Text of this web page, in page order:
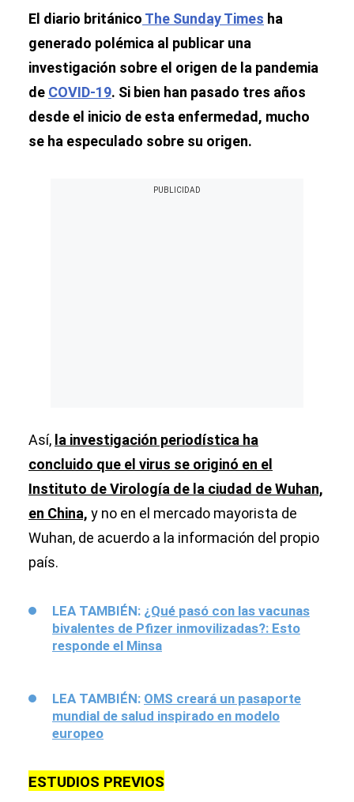
El diario británico The Sunday Times ha
generado polémica al publicar una
investigación sobre el origen de la pandemia
de COVID-19. Si bien han pasado tres años
desde el inicio de esta enfermedad, mucho
se ha especulado sobre su origen.
Así, la investigación periodística ha
concluido que el virus se originó en el
Instituto de Virología de la ciudad de Wuhan,
en China, y no en el mercado mayorista de
Wuhan, de acuerdo a la información del propio
país.
LEA TAMBIÉN: ¿Qué pasó con las vacunas
bivalentes de Pfizer inmovilizadas?: Esto
responde el Minsa
LEA TAMBIÉN: OMS creará un pasaporte
mundial de salud inspirado en modelo
europeo
ESTUDIOS PREVIOS